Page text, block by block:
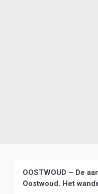
OOSTWOUD – De
Oostwoud. Het